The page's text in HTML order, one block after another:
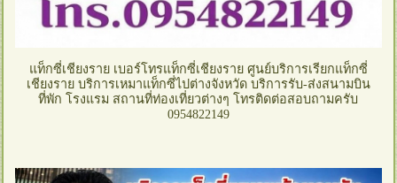
แท็กซี่เชียงราย เบอร์โทรแท็กซี่เชียงราย ศูนย์บริการเรียกแท็กซี่
เชียงราย บริการเหมาแท็กซี่ไปต่างจังหวัด บริการรับ-ส่งสนามบิน
ที่พัก โรงแรม สถานที่ท่องเที่ยวต่างๆ โทรติดต่อสอบถามครับ
0954822149